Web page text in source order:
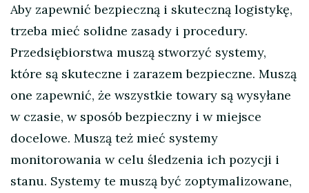
Aby zapewnić bezpieczną i skuteczną logistykę,
trzeba mieć solidne zasady i procedury.
Przedsiębiorstwa muszą stworzyć systemy,
które są skuteczne i zarazem bezpieczne. Muszą
one zapewnić, że wszystkie towary są wysyłane
w czasie, w sposób bezpieczny i w miejsce
docelowe. Muszą też mieć systemy
monitorowania w celu śledzenia ich pozycji i
stanu. Systemy te muszą być zoptymalizowane,